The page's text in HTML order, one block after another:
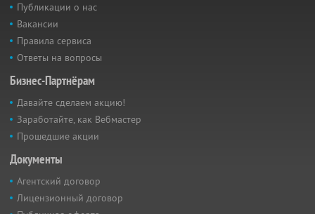
Публикации о нас
Вакансии
Правила сервиса
Ответы на вопросы
Бизнес-Партнёрам
Давайте сделаем акцию!
Заработайте, как Вебмастер
Прошедшие акции
Документы
Агентский договор
Лицензионный договор